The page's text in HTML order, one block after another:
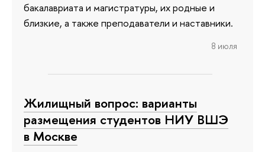
бакалавриата и магистратуры, их родные и
близкие, а также преподаватели и наставники.
8 июля
Жилищный вопрос: варианты
размещения студентов НИУ ВШЭ
в Москве